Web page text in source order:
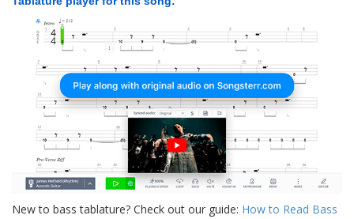
New to bass tablature? Check out our guide: How to Read Bass